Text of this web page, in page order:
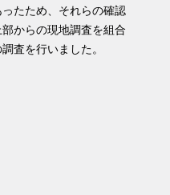
たため、それらの確認
からの現地調査を組合
査を行いました。